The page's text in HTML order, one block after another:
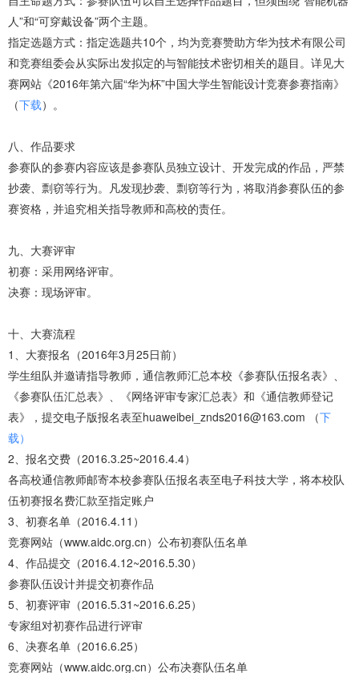
人”和“可穿戴设备”两个主题。
指定选题方式：指定选题共10个，均为竞赛赞助方华为技术有限公司
和竞赛组委会从实际出发拟定的与智能技术密切相关的题目。详见大
赛网站《2016年第六届“华为杯”中国大学生智能设计竞赛参赛指南》
（下载）。
八、作品要求
参赛队的参赛内容应该是参赛队员独立设计、开发完成的作品，严禁
抄袭、剽窃等行为。凡发现抄袭、剽窃等行为，将取消参赛队伍的参
赛资格，并追究相关指导教师和高校的责任。
九、大赛评审
初赛：采用网络评审。
决赛：现场评审。
十、大赛流程
1、大赛报名（2016年3月25日前）
学生组队并邀请指导教师，通信教师汇总本校《参赛队伍报名表》、
《参赛队伍汇总表》、《网络评审专家汇总表》和《通信教师登记
表》，提交电子版报名表至huaweibei_znds2016@163.com （下
载）
2、报名交费（2016.3.25~2016.4.4）
各高校通信教师邮寄本校参赛队伍报名表至电子科技大学，将本校队
伍初赛报名费汇款至指定账户
3、初赛名单（2016.4.11）
竞赛网站（www.aidc.org.cn）公布初赛队伍名单
4、作品提交（2016.4.12~2016.5.30）
参赛队伍设计并提交初赛作品
5、初赛评审（2016.5.31~2016.6.25）
专家组对初赛作品进行评审
6、决赛名单（2016.6.25）
竞赛网站（www.aidc.org.cn）公布决赛队伍名单